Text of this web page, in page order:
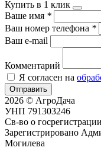
Купить в 1 клик
Ваше имя *
Ваш номер телефона *
Ваш e-mail
Комментарий
Я согласен на
Отправить
2026 © АгроДача
УНП 791303246
Св-во о
Зарегистрировано
Могилева